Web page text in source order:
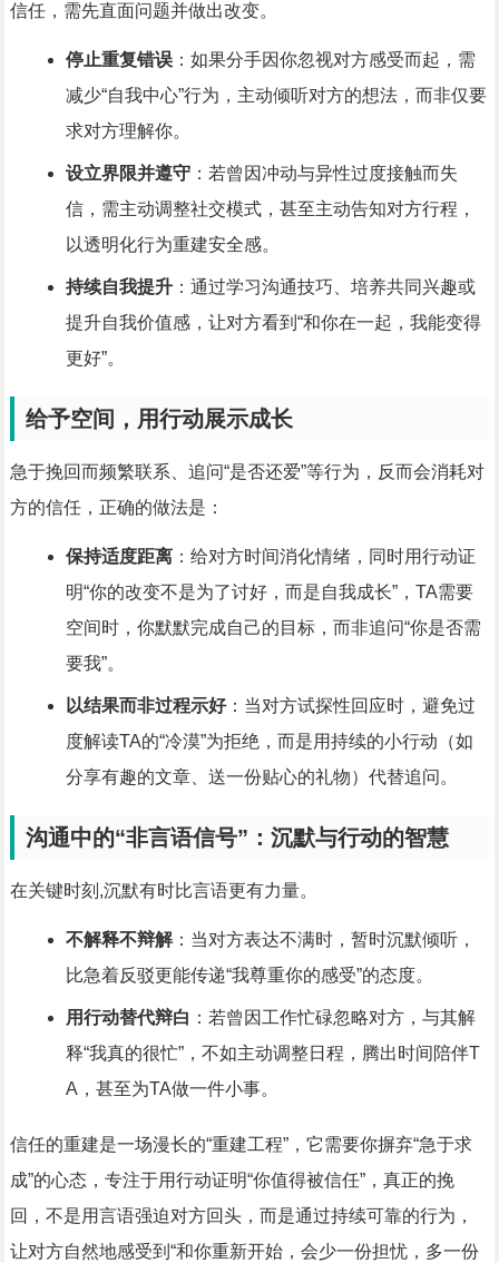
信任，需先直面问题并做出改变。
停止重复错误：如果分手因你忽视对方感受而起，需
减少“自我中心”行为，主动倾听对方的想法，而非仅要
求对方理解你。
设立界限并遵守：若曾因冲动与异性过度接触而失
信，需主动调整社交模式，甚至主动告知对方行程，
以透明化行为重建安全感。
持续自我提升：通过学习沟通技巧、培养共同兴趣或
提升自我价值感，让对方看到“和你在一起，我能变得
更好”。
给予空间，用行动展示成长
急于挽回而频繁联系、追问“是否还爱”等行为，反而会消耗对
方的信任，正确的做法是：
保持适度距离：给对方时间消化情绪，同时用行动证
明“你的改变不是为了讨好，而是自我成长”，TA需要
空间时，你默默完成自己的目标，而非追问“你是否需
要我”。
以结果而非过程示好：当对方试探性回应时，避免过
度解读TA的“冷漠”为拒绝，而是用持续的小行动（如
分享有趣的文章、送一份贴心的礼物）代替追问。
沟通中的“非言语信号”：沉默与行动的智慧
在关键时刻,沉默有时比言语更有力量。
不解释不辩解：当对方表达不满时，暂时沉默倾听，
比急着反驳更能传递“我尊重你的感受”的态度。
用行动替代辩白 ：若曾因工作忙碌忽略对方，与其解
释“我真的很忙”，不如主动调整日程，腾出时间陪伴T
A，甚至为TA做一件小事。
信任的重建是一场漫长的“重建工程”，它需要你摒弃“急于求
成”的心态，专注于用行动证明“你值得被信任”，真正的挽
回，不是用言语强迫对方回头，而是通过持续可靠的行为，
让对方自然地感受到“和你重新开始，会少一份担忧，多一份